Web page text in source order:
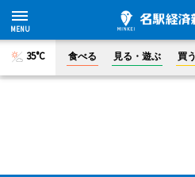
35°C 食べる 見る・遊ぶ 買う